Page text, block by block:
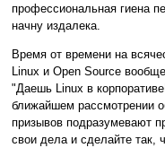
профессиональная гиена
начну издалека.
Время от времени на
Linux и Open Source
"Даешь Linux в
ближайшем рассмотрении
призывов подразумевают
свои дела и сделайте так,